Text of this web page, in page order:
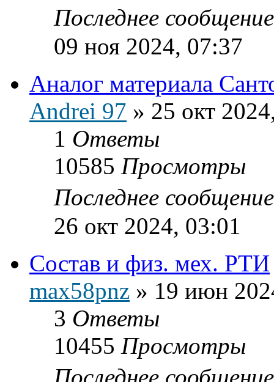
Последнее
09 ноя 2024, 07:37
Аналог материала
Andrei 97 » 25 окт
1 Ответы
10585 Просмотры
Последнее
26 окт 2024, 03:01
Состав и физ. мех. РТИ
max58pnz » 19 июн
3 Ответы
10455 Просмотры
Последнее